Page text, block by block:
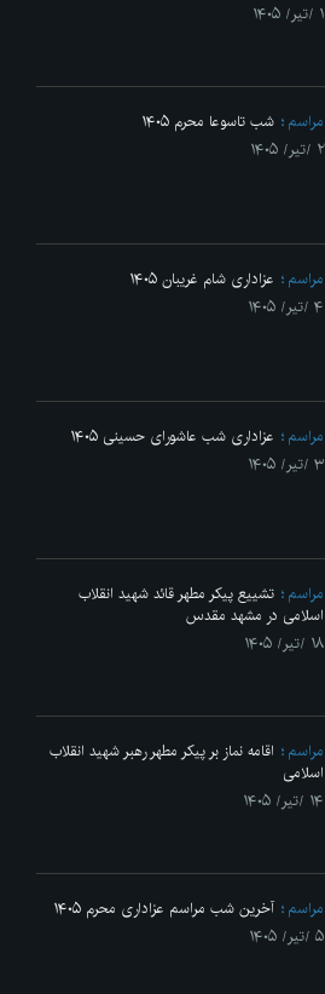
۱ /تیر/ ۱۴۰۵
مراسم
شب تاسوعا محرم ۱۴۰۵
۲ /تیر/ ۱۴۰۵
مراسم
عزاداری شام غریبان ۱۴۰۵
۴ /تیر/ ۱۴۰۵
مراسم
عزاداری شب عاشورای حسینی ۱۴۰۵
۳ /تیر/ ۱۴۰۵
مراسم
تشییع پیکر مطهر قائد شهید انقلاب
اسلامی در مشهد مقدس
۱۸ /تیر/ ۱۴۰۵
مراسم
اقامه نماز بر پیکر مطهر رهبر شهید انقلاب
اسلامی
۱۴ /تیر/ ۱۴۰۵
مراسم
آخرین شب مراسم عزاداری محرم ۱۴۰۵
۵ /تیر/ ۱۴۰۵